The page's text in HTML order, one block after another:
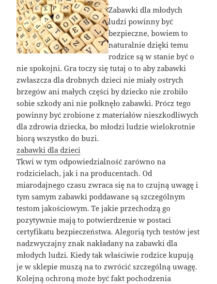
Zabawki dla młodych
ludzi powinny być
bezpieczne, bowiem to
naturalnie dzięki temu
rodzice są w stanie być o
nie spokojni. Gra toczy się tutaj o to aby zabawki
zwłaszcza dla drobnych dzieci nie miały ostrych
brzegów ani małych części by dziecko nie zrobiło
sobie szkody ani nie połknęło zabawki. Prócz tego
powinny być zrobione z materiałów nieszkodliwych
dla zdrowia dziecka, bo młodzi ludzie wielokrotnie
biorą wszystko do buzi.
zabawki dla dzieci
Tkwi w tym odpowiedzialność zarówno na
rodzicielach, jak i na producentach. Od
miarodajnego czasu zwraca się na to czujną uwagę i
tym samym zabawki poddawane są szczególnym
testom jakościowym. Te jakie przechodzą go
pozytywnie mają to potwierdzenie w postaci
certyfikatu bezpieczeństwa. Alegorią tych testów jest
nadzwyczajny znak nakładany na zabawki dla
młodych ludzi. Kiedy tak właściwie rodzice kupują
je w sklepie muszą na to zwrócić szczególną uwagę.
Kolejną ochroną może być fakt pochodzenia